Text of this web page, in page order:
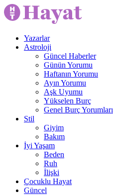
Yazarlar
Astroloji
Güncel Haberler
Günün Yorumu
Haftanın Yorumu
Ayın Yorumu
Aşk Uyumu
Yükselen Burç
Genel Burç Yorumları
Stil
Giyim
Bakım
İyi Yaşam
Beden
Ruh
İlişki
Çocuklu Hayat
Güncel